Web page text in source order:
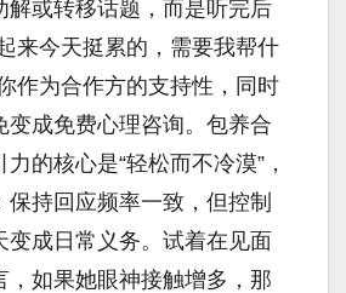
解或转移话题，而是听完后
来今天挺累的，需要我帮什
作为合作方的支持性，同时
变成免费心理咨询。包养合
的核心是“轻松而不冷漠”，
保持回应频率一致，但控制
变成日常义务。试着在见面
，如果她眼神接触增多，那